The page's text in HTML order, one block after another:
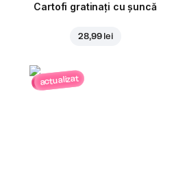
Cartofi gratinați cu șuncă
28,99 lei
actualizat